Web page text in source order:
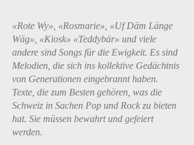
«Rote Wy», «Rosmarie», «Uf Däm Länge
Wäg», «Kiosk» «Teddybär» und viele
andere sind Songs für die Ewigkeit. Es sind
Melodien, die sich ins kollektive Gedächtnis
von Generationen eingebrannt haben.
Texte, die zum Besten gehören, was die
Schweiz in Sachen Pop und Rock zu bieten
hat. Sie müssen bewahrt und gefeiert
werden.